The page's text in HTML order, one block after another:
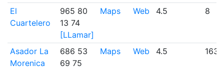
El
Cuartelero
965 80
13 74
[LLamar]
Maps Web 4.5 8
Asador La
Morenica
686 53
69 75
Maps Web 4.5 163